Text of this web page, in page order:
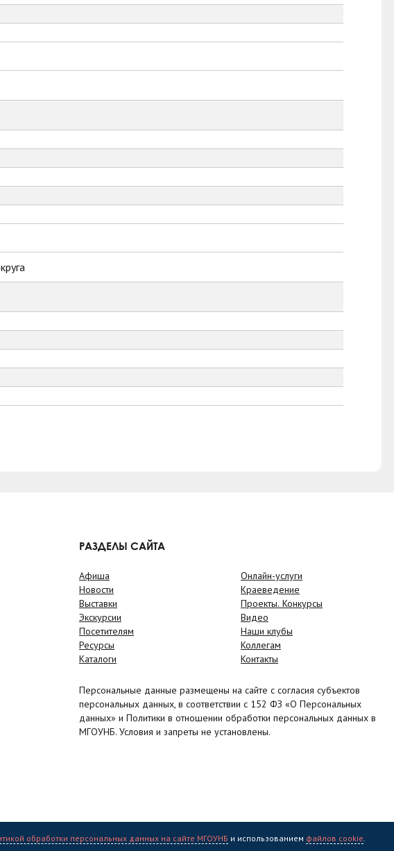
РАЗДЕЛЫ САЙТА
Афиша
Новости
Выставки
Экскурсии
Посетителям
Ресурсы
Каталоги
Онлайн-услуги
Краеведение
Проекты. Конкурсы
Видео
Наши клубы
Коллегам
Контакты
Персональные данные размещены на сайте с согласия субъектов
персональных данных, в соответствии с 152 ФЗ «О Персональных
данных» и Политики в отношении обработки персональных данных в
МГОУНБ. Условия и запреты не установлены.
обработки персональных данных на сайте МГОУНБ и использованием файлов cookie.